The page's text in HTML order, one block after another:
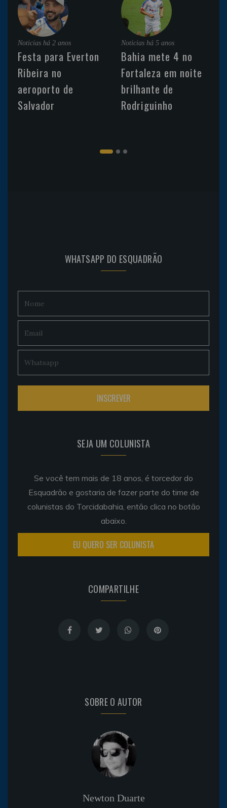
Noticias há 2 anos
Festa para Everton
Ribeira no
aeroporto de
Salvador
Noticias há 5 anos
Bahia mete 4 no
Fortaleza em noite
brilhante de
Rodriguinho
WHATSAPP DO ESQUADRÃO
SEJA UM COLUNISTA
Se você tem mais de 18 anos, é torcedor do
Esquadrão e gostaria de fazer parte do time de
colunistas do Torcidabahia, então clica no botão
abaixo.
EU QUERO SER COLUNISTA
COMPARTILHE
SOBRE O AUTOR
Newton Duarte